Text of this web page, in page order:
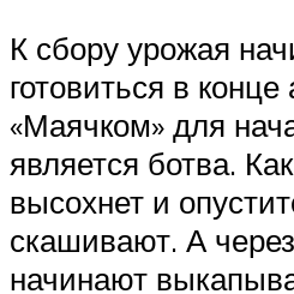
К сбору урожая
готовиться в конце
«Маячком» для
является ботва.
высохнет и
скашивают. А
начинают